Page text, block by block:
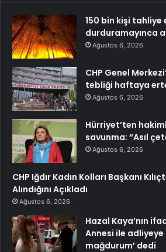
150 bin kişi tahliye
durduramayınca
Ağustos 6, 2026
CHP Genel
tebliği haftaya
Ağustos 6, 2026
Hürriyet’ten
savunma: “Asıl
Ağustos 6, 2026
CHP Iğdır Kadın Kolları Başkanı
Alındığını Açıkladı
Ağustos 6, 2026
Hazal Kaya’nın
Annesi ile adliyeye
mağdurum’ dedi